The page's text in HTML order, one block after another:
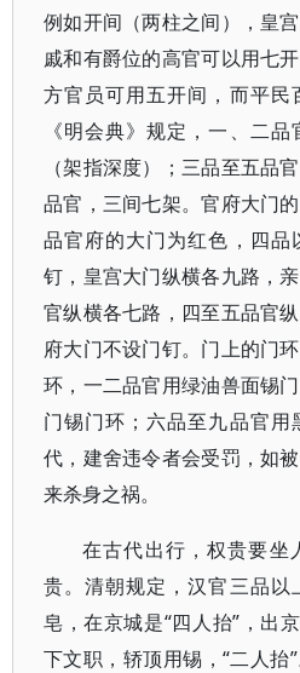
例如开间（两柱之间），皇
戚和有爵位的高官可以用七
方官员可用五开间，而平民
《明会典》规定，一、二
（架指深度）；三品至五品
品官，三间七架。官府大门
品官府的大门为红色，四品
钉，皇宫大门纵横各九路，
官纵横各七路，四至五品官
府大门不设门钉。门上的门
环，一二品官用绿油兽面锡
门锡门环；六品至九品官
代，建舍违令者会受罚，如
来杀身之祸。
在古代出行，权贵要坐
贵。清朝规定，汉官三品以
皂，在京城是“四人抬”，出
下文职，轿顶用锡，“二人抬